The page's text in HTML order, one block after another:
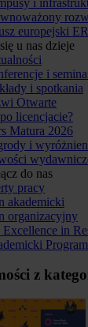
europejski
u nas dzieje
i
i spotkania
Otwarte
licencjacie?
Matura 2026
i
do nas
pracy
akademicki
organizacyjny
in
z